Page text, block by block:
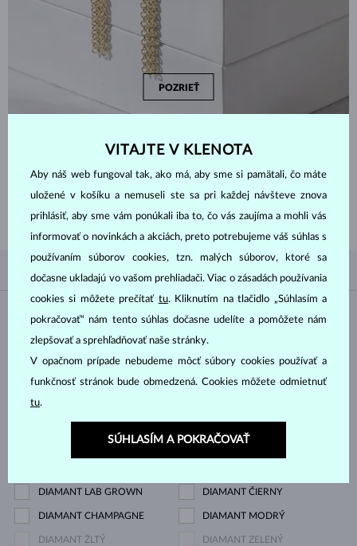
POZRIEŤ
ZAČNITE TÝMNAJLEPŠÍM
Inšpirujte sa nedávno zakúpenými náušnicami zo zlata a diamantov a
prezrite si tie najobľúbenejšie darčeky, ktorými sú práve náušnice.
Materiál
BIELE ZLATO ŽLTÉ ZLATO
RUŽOVÉ ZLATO
Drahokam
DIAMANT LAB GROWN DIAMANT ČIERNY
DIAMANT CHAMPAGNE DIAMANT MODRÝ
DIAMANT ŽLTÝ DIAMANT ZELENÝ
VITAJTE V KLENOTA
Aby náš web fungoval tak, ako má, aby sme si pamätali, čo máte
uložené v košíku a nemuseli ste sa pri každej návšteve znova
prihlásiť, aby sme vám ponúkali iba to, čo vás zaujíma a mohli vás
informovať o novinkách a akciách, preto potrebujeme váš súhlas s
používaním súborov cookies, tzn. malých súborov, ktoré sa
dočasne ukladajú vo vašom prehliadači. Viac o zásadách používania
cookies si môžete prečítať tu. Kliknutím na tlačidlo „Súhlasím a
pokračovať“ nám tento súhlas dočasne udelíte a pomôžete nám
zlepšovať a sprehľadňovať naše stránky.
V opačnom prípade nebudeme môcť súbory cookies používať a
funkčnosť stránok bude obmedzená. Cookies môžete odmietnuť
tu.
SÚHLASÍM A POKRAČOVAŤ